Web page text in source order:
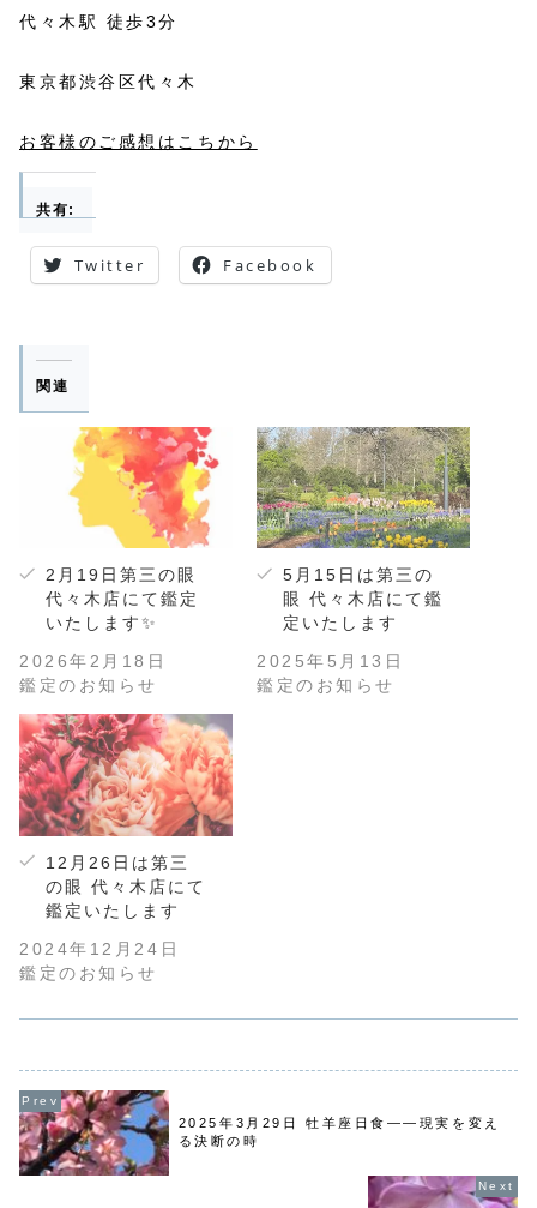
代々木駅 徒歩3分
東京都渋谷区代々木
お客様のご感想はこちから
共有:
Twitter Facebook
関連
2月19日第三の眼
代々木店にて鑑定
いたします✨
2026年2月18日
鑑定のお知らせ
5月15日は第三の
眼 代々木店にて鑑
定いたします
2025年5月13日
鑑定のお知らせ
12月26日は第三
の眼 代々木店にて
鑑定いたします
2024年12月24日
鑑定のお知らせ
2025年3月29日 牡羊座日食——現実を変え
る決断の時